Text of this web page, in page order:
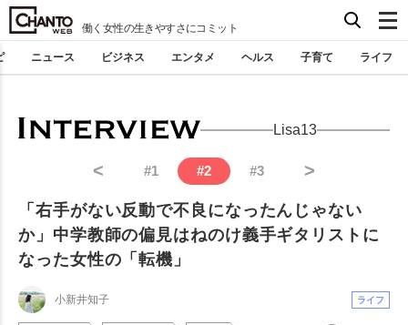
働く女性の生きやすさにコミット
ニュース ビジネス エンタメ ヘルス 子育て ライフ
Lisa13
< #1 #2 #3 >
「右手がない反動で不良になったんじゃない
か」中学教師の偏見はねのけ義手ギタリストに
なった女性の「転機」
小新井知子 ライフ